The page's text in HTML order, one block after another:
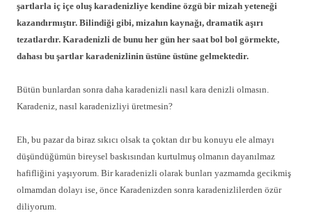
şartlarla iç içe oluş karadenizliye kendine özgü bir mizah yeteneği
kazandırmıştır. Bilindiği gibi, mizahın kaynağı, dramatik aşırı
tezatlardır. Karadenizli de bunu her gün her saat bol bol görmekte,
dahası bu şartlar karadenizlinin üstüne üstüne gelmektedir.
Bütün bunlardan sonra daha karadenizli nasıl kara denizli olmasın.
Karadeniz, nasıl karadenizliyi üretmesin?
Eh, bu pazar da biraz sıkıcı olsak ta çoktan dır bu konuyu ele almayı
düşündüğümün bireysel baskısından kurtulmuş olmanın dayanılmaz
hafifliğini yaşıyorum. Bir karadenizli olarak bunları yazmamda gecikmiş
olmamdan dolayı ise, önce Karadenizden sonra karadenizlilerden özür
diliyorum.